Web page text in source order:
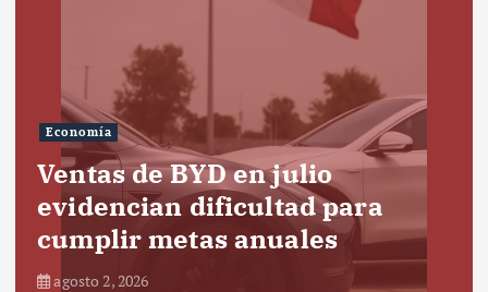
Economía
Ventas de BYD en julio
evidencian dificultad para
cumplir metas anuales
agosto 2, 2026